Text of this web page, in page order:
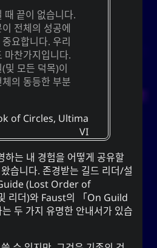
때 끝이 없습니다.
전체의 성공에
요합니다. 우리
마찬가지입니다.
및 모든 덕목)이
의 동등한 부분
of Circles, Ultima
VI
하는 내 경험을 어떻게 공유할
습니다. 존경받는 길드 리더/설
(Lost Order of
리더)와 Faust의
On Guild
는 두 가지 유명한 안내서가 있습
Yoo (한국 성)
;
Unported License
↩︎
Snoworld
One Way Faith
techmagus
Love and Relationships